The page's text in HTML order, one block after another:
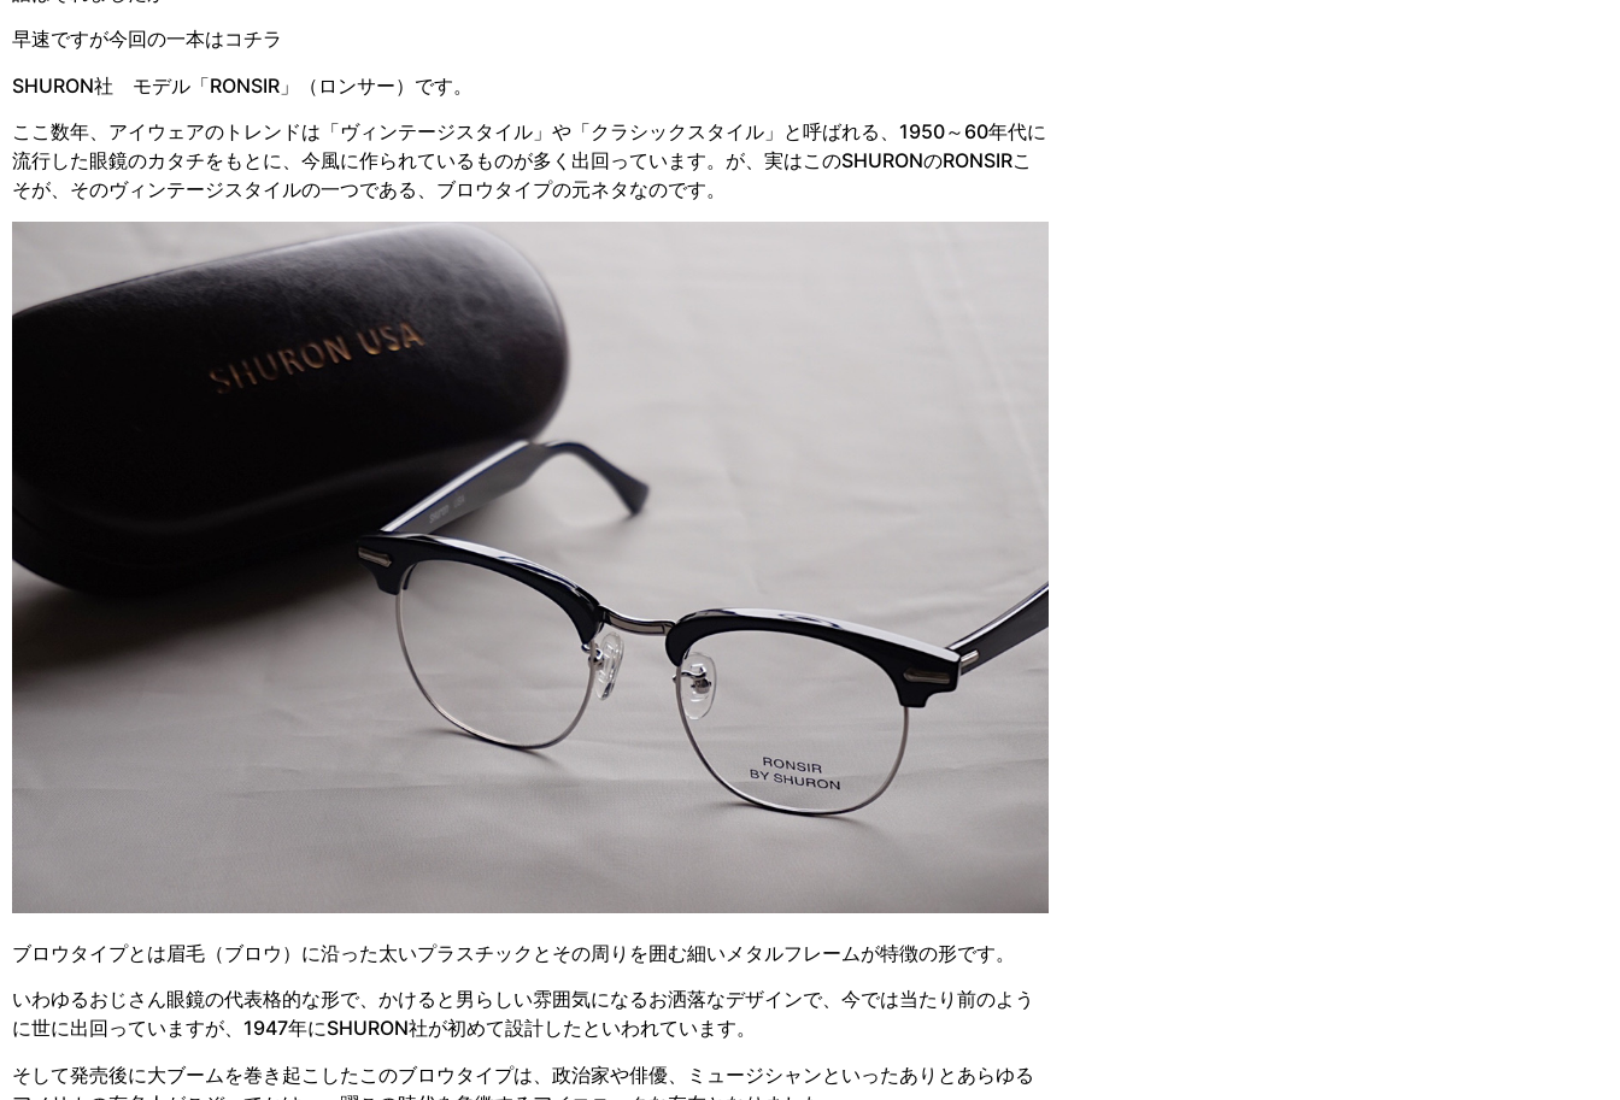
早速ですが今回の一本はコチラ
SHURON社 モデル「RONSIR」（ロンサー）です。
ここ数年、アイウェアのトレンドは「ヴィンテージスタイル」や「クラシックスタイル」と呼ばれる、1950～60年代に
流行した眼鏡のカタチをもとに、今風に作られているものが多く出回っています。が、実はこのSHURONのRONSIRこ
そが、そのヴィンテージスタイルの一つである、ブロウタイプの元ネタなのです。
ブロウタイプとは眉毛（ブロウ）に沿った太いプラスチックとその周りを囲む細いメタルフレームが特徴の形です。
いわゆるおじさん眼鏡の代表格的な形で、かけると男らしい雰囲気になるお洒落なデザインで、今では当たり前のよう
に世に出回っていますが、1947年にSHURON社が初めて設計したといわれています。
そして発売後に大ブームを巻き起こしたこのブロウタイプは、政治家や俳優、ミュージシャンといったありとあらゆる